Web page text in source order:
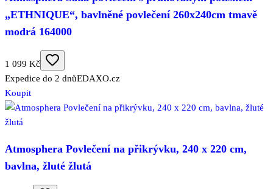
„ETHNIQUE“, bavlněné povlečení 260x240cm tmavě
modrá 164000
1 099 Kč
Expedice do 2 dnůEDAXO.cz
Koupit
Atmosphera Povlečení na přikrývku, 240 x 220 cm,
bavlna, žluté žlutá